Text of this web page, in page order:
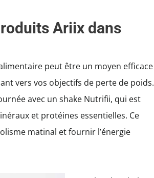
Ariix dans
peut être un moyen efficace
vers vos objectifs de perte de poids.
avec un shake Nutrifii, qui est
et protéines essentielles. Ce
matinal et fournir l’énergie